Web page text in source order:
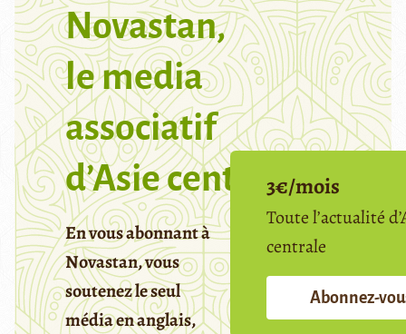
Novastan,
le media
associatif
d’Asie centrale
En vous abonnant à
Novastan, vous
soutenez le seul
média en anglais,
3€/mois
Toute l’actualité
centrale
Abonnez-